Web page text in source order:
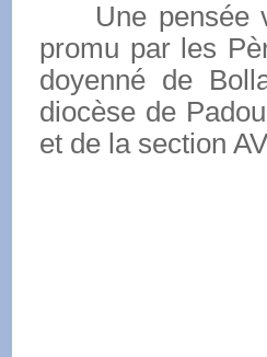
Une pensée
promu par les
doyenné de
diocèse de
et de la section